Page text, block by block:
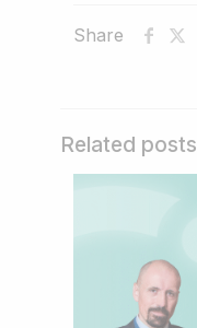
Share
Related posts